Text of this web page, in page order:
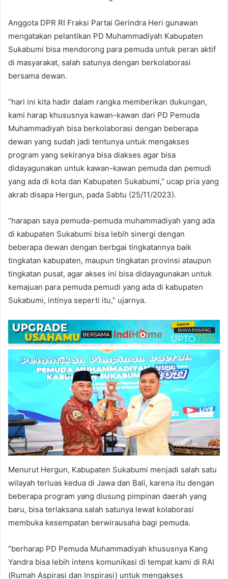
Anggota DPR RI Fraksi Partai Gerindra Heri gunawan
mengatakan pelantikan PD Muhammadiyah Kabupaten
Sukabumi bisa mendorong para pemuda untuk peran aktif
di masyarakat, salah satunya dengan berkolaborasi
bersama dewan.
“hari ini kita hadir dalam rangka memberikan dukungan,
kami harap khususnya kawan-kawan dari PD Pemuda
Muhammadiyah bisa berkolaborasi dengan beberapa
dewan yang sudah jadi tentunya untuk mengakses
program yang sekiranya bisa diakses agar bisa
didayagunakan untuk kawan-kawan pemuda dan pemudi
yang ada di kota dan Kabupaten Sukabumi,” ucap pria yang
akrab disapa Hergun, pada Sabtu (25/11/2023).
“harapan saya pemuda-pemuda muhammadiyah yang ada
di kabupaten Sukabumi bisa lebih sinergi dengan
beberapa dewan dengan berbgai tingkatannya baik
tingkatan kabupaten, maupun tingkatan provinsi ataupun
tingkatan pusat, agar akses ini bisa didayagunakan untuk
kemajuan para pemuda pemudi yang ada di kabupaten
Sukabumi, intinya seperti itu,” ujarnya.
Menurut Hergun, Kabupaten Sukabumi menjadi salah satu
wilayah terluas kedua di Jawa dan Bali, karena itu dengan
beberapa program yang diusung pimpinan daerah yang
baru, bisa terlaksana salah satunya lewat kolaborasi
membuka kesempatan berwirausaha bagi pemuda.
“berharap PD Pemuda Muhammadiyah khususnya Kang
Yandra bisa lebih intens komunikasi di tempat kami di RAI
(Rumah Aspirasi dan Inspirasi) untuk mengakses